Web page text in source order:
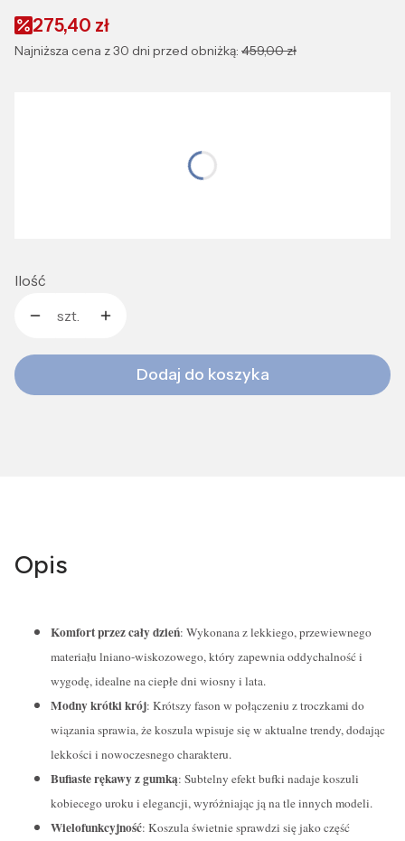
275,40 zł
Najniższa cena z 30 dni przed obniżką: 459,00 zł
Ilość
szt.
Dodaj do koszyka
Opis
Komfort przez cały dzień: Wykonana z lekkiego, przewiewnego
materiału lniano-wiskozowego, który zapewnia oddychalność i
wygodę, idealne na ciepłe dni wiosny i lata.
Modny krótki krój: Krótszy fason w połączeniu z troczkami do
wiązania sprawia, że koszula wpisuje się w aktualne trendy, dodając
lekkości i nowoczesnego charakteru.
Bufiaste rękawy z gumką: Subtelny efekt bufki nadaje koszuli
kobiecego uroku i elegancji, wyróżniając ją na tle innych modeli.
Wielofunkcyjność: Koszula świetnie sprawdzi się jako część